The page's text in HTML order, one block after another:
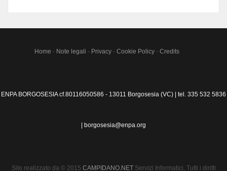
Home - Note legali - Privacy- Cookie Policy- Credits
ENPA BORGOSESIA cf.80116050586 - 13011 Borgosesia (VC) | tel. 335 532 5836
| borgosesia@enpa.org
Sito realizzato da © 2015 CAMPIDANO.NETServizi Informatici. Tutti i diritti